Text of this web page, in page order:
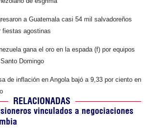
a Guatemala casi 54 mil salvadoreños
fiestas agostinas
gana el oro en la espada (f) por equipos
Domingo
de inflación en Angola bajó a 9,33 por ciento en
RELACIONADAS
vinculados a negociaciones